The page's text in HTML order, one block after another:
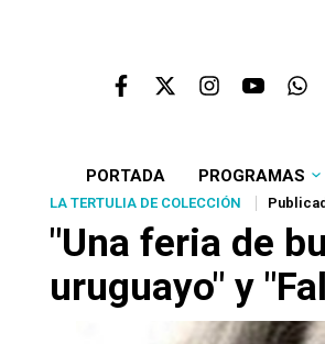
PORTADA PROGRAMAS
LA TERTULIA DE COLECCIÓN
"Una feria de
uruguayo" y